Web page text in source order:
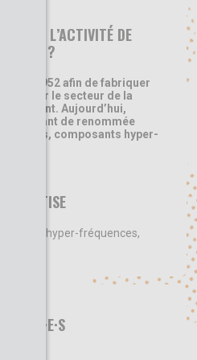
L’ACTIVITÉ DE
?
en 1952 afin de fabriquer
pour le secteur de la
Aujourd’hui,
fabricant de renommée
composants hyper-
hyper-fréquences,